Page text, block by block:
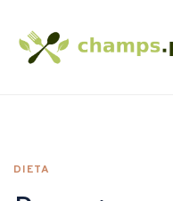
DIETA